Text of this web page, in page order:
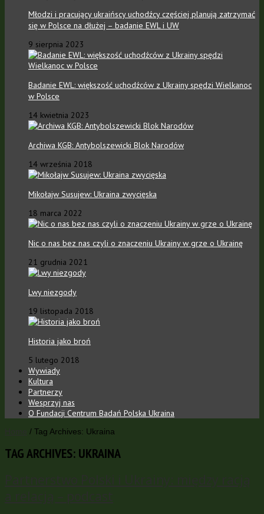
Młodzi i pracujący ukraińscy uchodźcy częściej planują zatrzymać
się w Polsce na dłużej – badanie EWL i UW
9 sierpnia 2023
Badanie EWL: większość uchodźców z Ukrainy spędzi Wielkanoc
w Polsce
14 kwietnia 2023
Archiwa KGB: Antybolszewicki Blok Narodów
14 września 2018
Mikołajw Susujew: Ukraina zwycięska
18 marca 2022
Nic o nas bez nas czyli o znaczeniu Ukrainy w grze o Ukrainę
21 grudnia 2021
Lwy niezgody
19 listopada 2018
Historia jako broń
5 lutego 2018
Wywiady
Kultura
Partnerzy
Wesprzyj nas
O Fundacji Centrum Badań Polska Ukraina
/ Tag Archives: Ukraina
TAG ARCHIVES: UKRAINA